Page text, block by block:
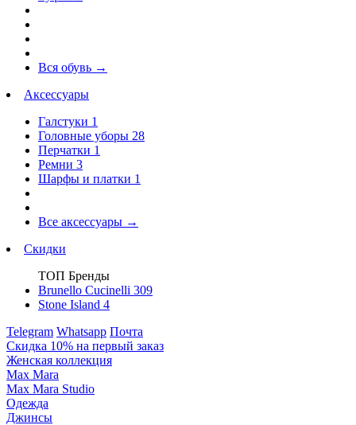
Вся обувь →
Аксессуары
Галстуки 1
Головные уборы 28
Перчатки 1
Ремни 3
Шарфы и платки 1
Все аксессуары →
Скидки
ТОП Бренды
Brunello Cucinelli 309
Stone Island 4
Telegram Whatsapp Почта
Скидка 10% на первый заказ
Женская коллекция
Max Mara
Max Mara Studio
Одежда
Джинсы